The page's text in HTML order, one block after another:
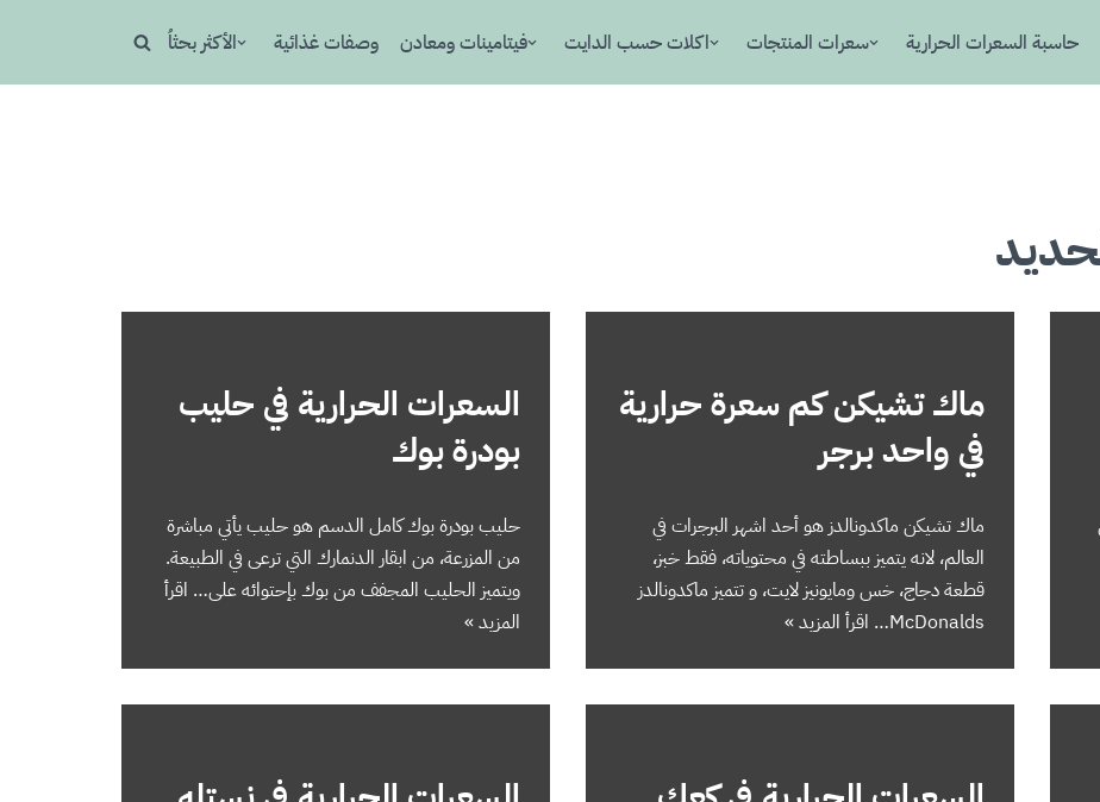
حاسبة السعرات الحرارية سعرات المنتجات اكلات حسب الدايت فيتامينات ومعادن وصفات غذائية الأكثر بحثاُ
ماك تشيكن كم سعرة حرارية
في واحد برجر
ماك تشيكن ماكدونالدز هو أحد اشهر البرجرات في
العالم، لانه يتميز ببساطته في محتوياته، فقط خبز،
قطعة دجاج، خس ومايونيز لايت، و تتميز ماكدونالدز
McDonalds…
اقرأ المزيد »
السعرات الحرارية في حليب
بودرة بوك
حليب بودرة بوك كامل الدسم هو حليب يأتي مباشرة
من المزرعة، من ابقار الدنمارك التي ترعى في الطبيعة.
ويتميز الحليب المجفف من بوك بإحتوائه على… اقرأ
المزيد »